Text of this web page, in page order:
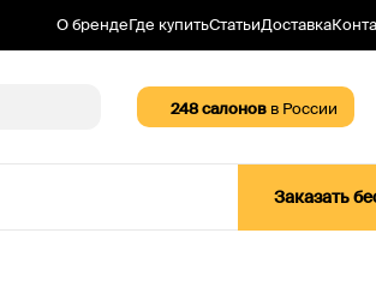
О брендеГде купитьСтатьиДоставка
248салонов в России
Заказать